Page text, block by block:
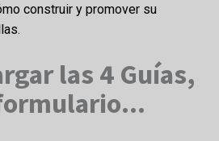
construir y promover su
las 4 Guías,